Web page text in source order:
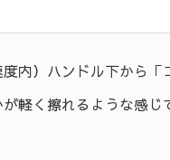
内）ハンドル下から
軽く擦れるような感じ